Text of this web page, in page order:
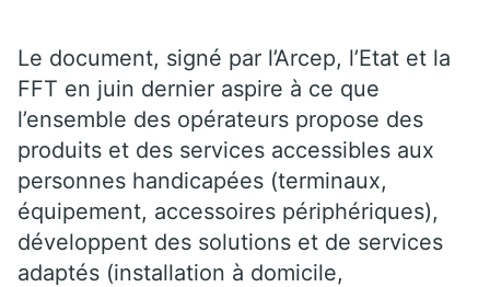
Le document, signé par l’Arcep, l’Etat et la
FFT en juin dernier aspire à ce que
l’ensemble des opérateurs propose des
produits et des services accessibles aux
personnes handicapées (terminaux,
équipement, accessoires périphériques),
développent des solutions et de services
adaptés (installation à domicile,